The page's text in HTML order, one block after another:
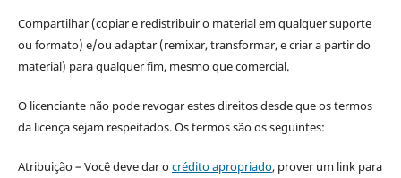
Compartilhar (copiar e redistribuir o material em qualquer suporte
ou formato) e/ou adaptar (remixar, transformar, e criar a partir do
material) para qualquer fim, mesmo que comercial.
O licenciante não pode revogar estes direitos desde que os termos
da licença sejam respeitados. Os termos são os seguintes:
Atribuição – Você deve dar ocrédito apropriado, prover um link para